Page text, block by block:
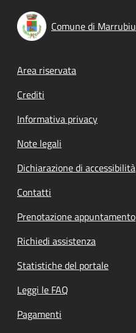
Comune di Marrubiu
Footer menu
Area riservata
Crediti
Informativa privacy
Note legali
Dichiarazione di accessibilità
Contatti
Prenotazione appuntamento
Richiedi assistenza
Statistiche del portale
Leggi le FAQ
Pagamenti